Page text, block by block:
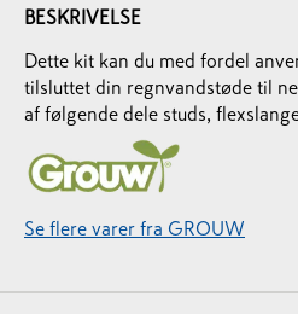
BESKRIVELSE
Dette kit kan du med fordel
tilsluttet din regnvandstøde til
af følgende dele studs,
Se flere varer fra GROUW